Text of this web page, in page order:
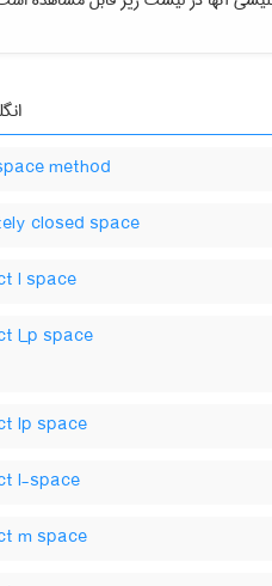
method
closed space
l space
l_p space
lp space
l-space
m space